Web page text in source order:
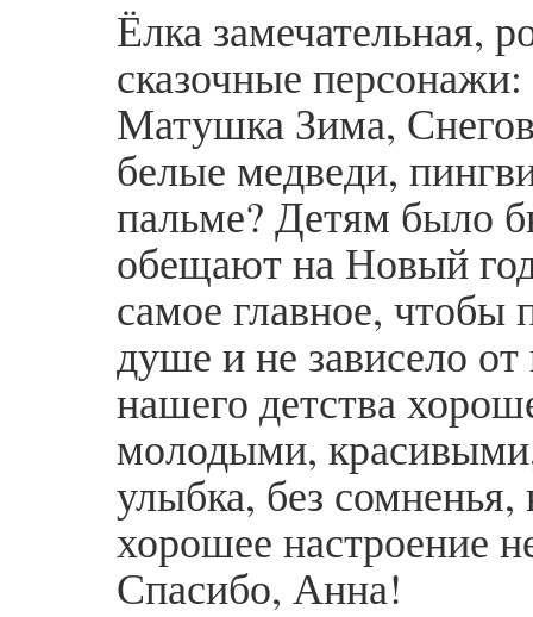
Ёлка замечательная,
сказочные
Матушка Зима,
белые медведи,
пальме? Детям было
обещают на Новый
самое главное, чтобы
душе и не зависело
нашего детства
молодыми,
улыбка, без сомненья,
хорошее настроение
Спасибо, Анна!